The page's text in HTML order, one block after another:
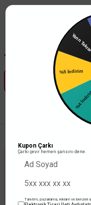
Tüm Banka Kartlarına
Aydınlatma
Stoktakiler
%4
%5 İndirim
Yarın Tekrar
Kupon Çarkı
Çarkı çevir hemen şansını dene.
Tanıtım, pazarlama, reklam ve benzeri